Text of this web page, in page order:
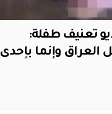
تعنيف طفلة:
العراق وإنما بإحدى